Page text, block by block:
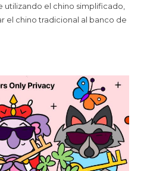
utilizando el chino simplificado,
el chino tradicional al banco de